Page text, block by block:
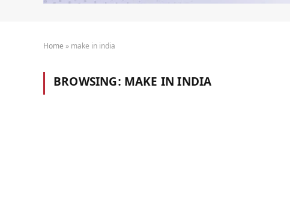
Home » make in india
BROWSING: MAKE IN INDIA